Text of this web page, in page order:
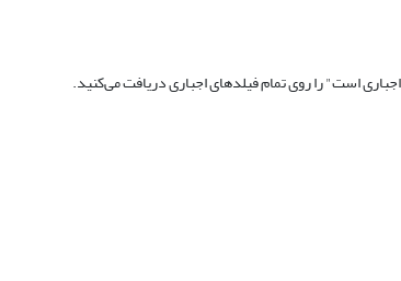
است" را روی تمام فیلدهای اجباری دریافت می‌کنید.